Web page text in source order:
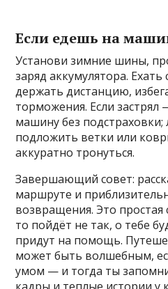
Если едешь на
Установи зимние шины,
заряд аккумулятора.
держать дистанцию,
торможения. Если застрял
машину без подстраховки;
подложить ветки или
аккуратно тронуться.
Завершающий совет:
маршруте и
возвращения. Это простая
то пойдёт не так, о тебе
придут на помощь.
может быть волшебным,
умом — и тогда ты